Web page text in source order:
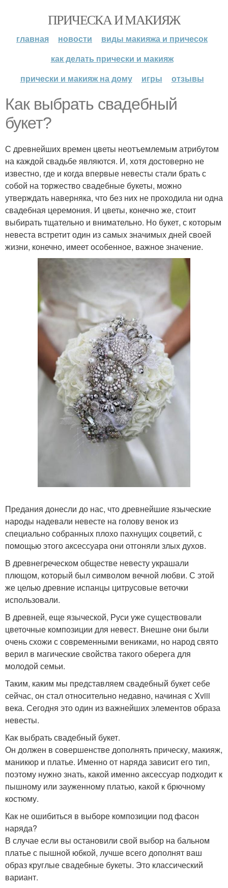
ПРИЧЕСКА И МАКИЯЖ
главная новости
виды макияжа и причесок
как делать прически и макияж
прически и макияж на дому
игры отзывы
Как выбрать свадебный
букет?
С древнейших времен цветы неотъемлемым атрибутом
на каждой свадьбе являются. И, хотя достоверно не
известно, где и когда впервые невесты стали брать с
собой на торжество свадебные букеты, можно
утверждать наверняка, что без них не проходила ни одна
свадебная церемония. И цветы, конечно же, стоит
выбирать тщательно и внимательно. Но букет, с которым
невеста встретит один из самых значимых дней своей
жизни, конечно, имеет особенное, важное значение.
Предания донесли до нас, что древнейшие языческие
народы надевали невесте на голову венок из
специально собранных плохо пахнущих соцветий, с
помощью этого аксессуара они отгоняли злых духов.
В древнегреческом обществе невесту украшали
плющом, который был символом вечной любви. С этой
же целью древние испанцы цитрусовые веточки
использовали.
В древней, еще языческой, Руси уже существовали
цветочные композиции для невест. Внешне они были
очень схожи с современными вениками, но народ свято
верил в магические свойства такого оберега для
молодой семьи.
Таким, каким мы представляем свадебный букет себе
сейчас, он стал относительно недавно, начиная с Xviii
века. Сегодня это один из важнейших элементов образа
невесты.
Как выбрать свадебный букет.
Он должен в совершенстве дополнять прическу, макияж,
маникюр и платье. Именно от наряда зависит его тип,
поэтому нужно знать, какой именно аксессуар подходит к
пышному или зауженному платью, какой к брючному
костюму.
Как не ошибиться в выборе композиции под фасон
наряда?
В случае если вы остановили свой выбор на бальном
платье с пышной юбкой, лучше всего дополнят ваш
образ круглые свадебные букеты. Это классический
вариант.